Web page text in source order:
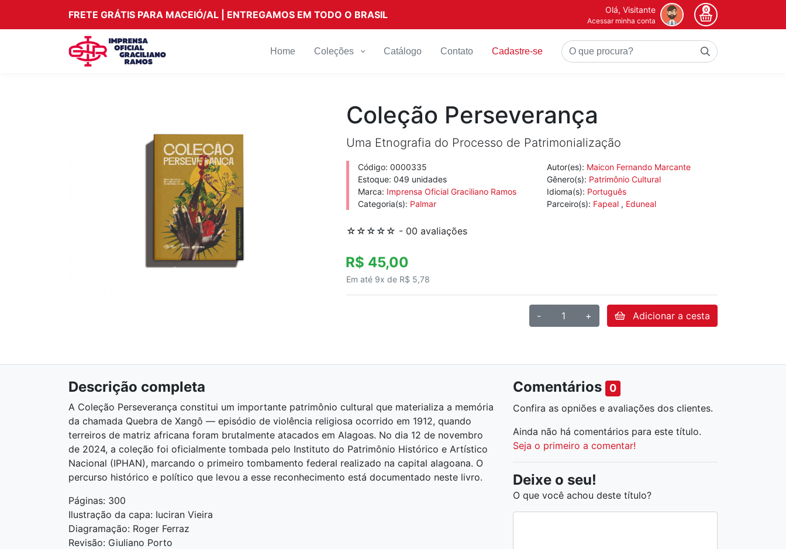
FRETE GRÁTIS PARA MACEIÓ/AL | ENTREGAMOS EM TODO O BRASIL Olá, Visitante
Acessar minha conta
0
Home Coleções Catálogo Contato Cadastre-se
Coleção Perseverança
Uma Etnografia do Processo de Patrimonialização
Código: 0000335
Estoque: 049 unidades
Marca: Imprensa Oficial Graciliano Ramos
Categoria(s): Palmar
Autor(es): Maicon Fernando Marcante
Gênero(s): Patrimônio Cultural
Idioma(s): Português
Parceiro(s): Fapeal , Eduneal
☆☆☆☆☆ - 00 avaliações
R$ 45,00
Em até 9x de R$ 5,78
- + Adicionar a cesta
Descrição completa
A Coleção Perseverança constitui um importante patrimônio cultural que materializa a memória
da chamada Quebra de Xangô — episódio de violência religiosa ocorrido em 1912, quando
terreiros de matriz africana foram brutalmente atacados em Alagoas. No dia 12 de novembro
de 2024, a coleção foi oficialmente tombada pelo Instituto do Patrimônio Histórico e Artístico
Nacional (IPHAN), marcando o primeiro tombamento federal realizado na capital alagoana. O
percurso histórico e político que levou a esse reconhecimento está documentado neste livro.
Páginas: 300
Ilustração da capa: Iuciran Vieira
Diagramação: Roger Ferraz
Revisão: Giuliano Porto
Comentários 0
Confira as opniões e avaliações dos clientes.
Ainda não há comentários para este título.
Seja o primeiro a comentar!
Deixe o seu!
O que você achou deste título?